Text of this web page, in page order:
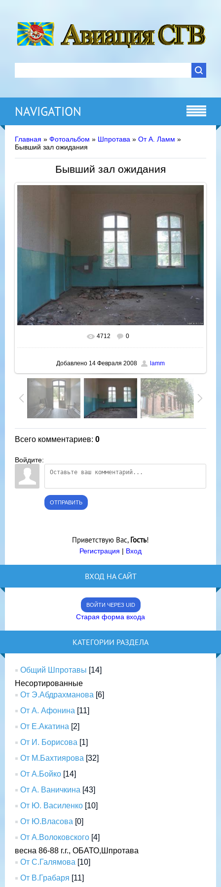
NAVIGATION
Главная » Фотоальбом » Шпротава » От А. Ламм »
Бывший зал ожидания
Бывший зал ожидания
В реальном размере 922x692
4712 0
Добавлено 14 Февраля 2008 lamm
Всего комментариев: 0
Войдите:
ОТПРАВИТЬ
Приветствую Вас, Гость!
Регистрация | Вход
ВХОД НА САЙТ
ВОЙТИ ЧЕРЕЗ UID
Старая форма входа
КАТЕГОРИИ РАЗДЕЛА
Общий Шпротавы [14]
Несортированные
От Э.Абдрахманова [6]
От А. Афонина [11]
От Е.Акатина [2]
От И. Борисова [1]
От М.Бахтиярова [32]
От А.Бойко [14]
От А. Ваничкина [43]
От Ю. Василенко [10]
От Ю.Власова [0]
От А.Волоковского [4]
весна 86-88 г.г., ОБАТО,Шпротава
От С.Галямова [10]
От В.Грабаря [11]